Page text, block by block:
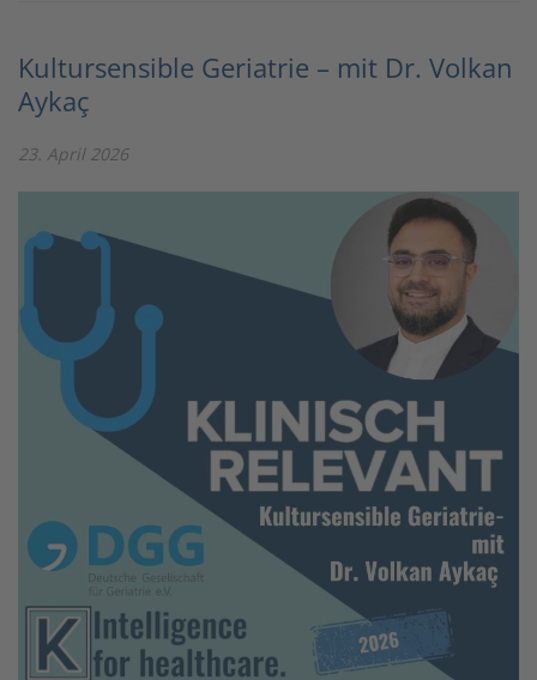
Kultursensible Geriatrie – mit Dr. Volkan
Aykaç
23. April 2026